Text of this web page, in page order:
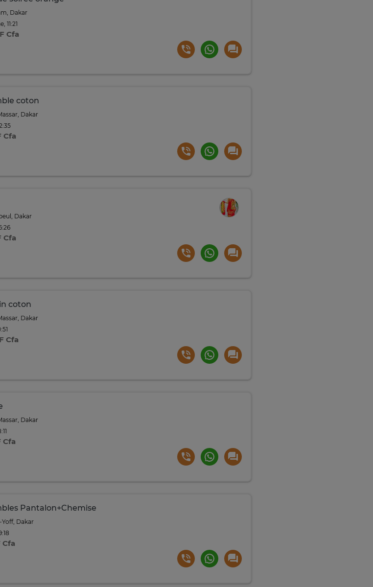
Dakar
11:21
Cfa
coton
Dakar
Cfa
Dakar
Cfa
coton
Dakar
Cfa
Dakar
Cfa
Pantalon+Chemise
Yoff, Dakar
Cfa